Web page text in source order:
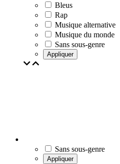
Bleus
Rap
Musique alternative
Musique du monde
Sans sous-genre
Appliquer
Sans sous-genre
Appliquer